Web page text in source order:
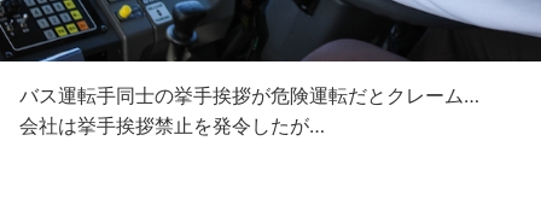
バス運転手同士の挙手挨拶が危険運転だとクレーム…
会社は挙手挨拶禁止を発令したが…